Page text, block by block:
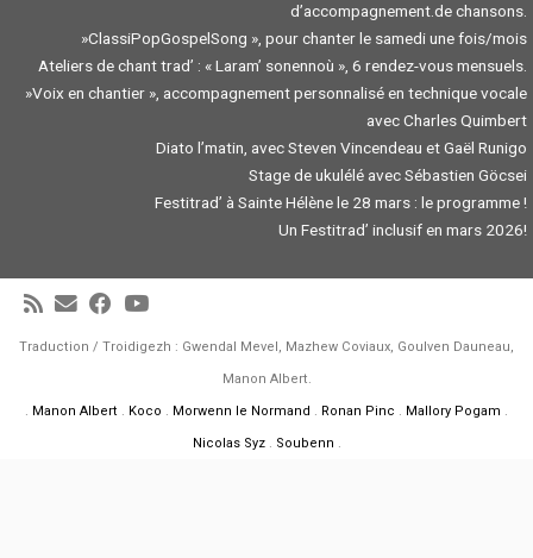
d’accompagnement.de chansons.
»ClassiPopGospelSong », pour chanter le samedi une fois/mois
Ateliers de chant trad’ : « Laram’ sonennoù », 6 rendez-vous mensuels.
»Voix en chantier », accompagnement personnalisé en technique vocale
avec Charles Quimbert
Diato l’matin, avec Steven Vincendeau et Gaël Runigo
Stage de ukulélé avec Sébastien Göcsei
Festitrad’ à Sainte Hélène le 28 mars : le programme !
Un Festitrad’ inclusif en mars 2026!
Traduction / Troidigezh : Gwendal Mevel, Mazhew Coviaux, Goulven Dauneau,
Manon Albert.
. Manon Albert . Koco . Morwenn le Normand . Ronan Pinc . Mallory Pogam .
Nicolas Syz. Soubenn .